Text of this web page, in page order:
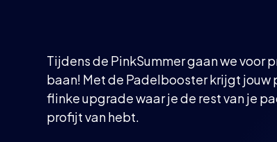
Tijdens de PinkSummer gaan we voor
baan! Met de Padelbooster krijgt jouw
flinke upgrade waar je de rest van je
profijt van hebt.